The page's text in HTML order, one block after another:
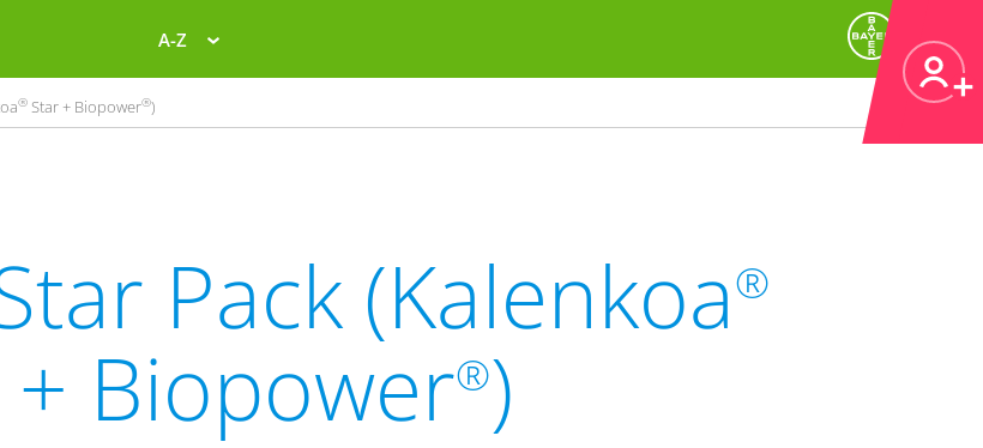
A-Z
® Star + Biopower®)
Pack (Kalenkoa®
Biopower®)